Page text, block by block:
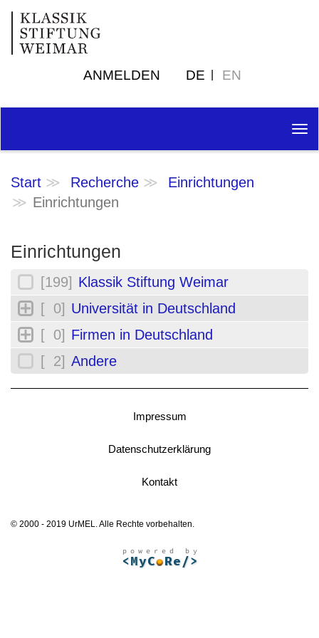
ANMELDEN DE EN
Start Recherche
Einrichtungen
Einrichtungen
Einrichtungen
[199] Klassik Stiftung Weimar
[ 0] Universität in Deutschland
[ 0] Firmen in Deutschland
[ 2] Andere
Impressum
Datenschutzerklärung
Kontakt
© 2000 - 2019 UrMEL. Alle Rechte vorbehalten.